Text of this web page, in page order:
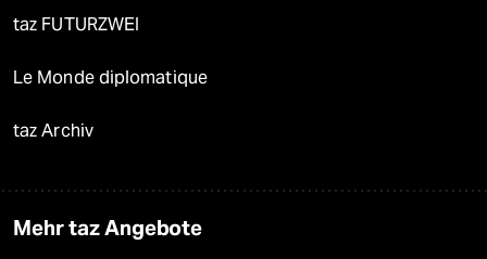
taz FUTURZWEI
Le Monde diplomatique
taz Archiv
Mehr taz Angebote